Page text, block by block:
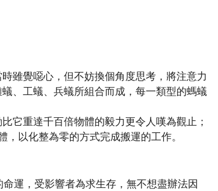
雖覺噁心，但不妨換個角度思考，將注意力
、工蟻、兵蟻所組合而成，每一類型的螞蟻
它重達千百倍物體的毅力更令人嘆為觀止；
以化整為零的方式完成搬運的工作。
運，受影響者為求生存，無不想盡辦法因